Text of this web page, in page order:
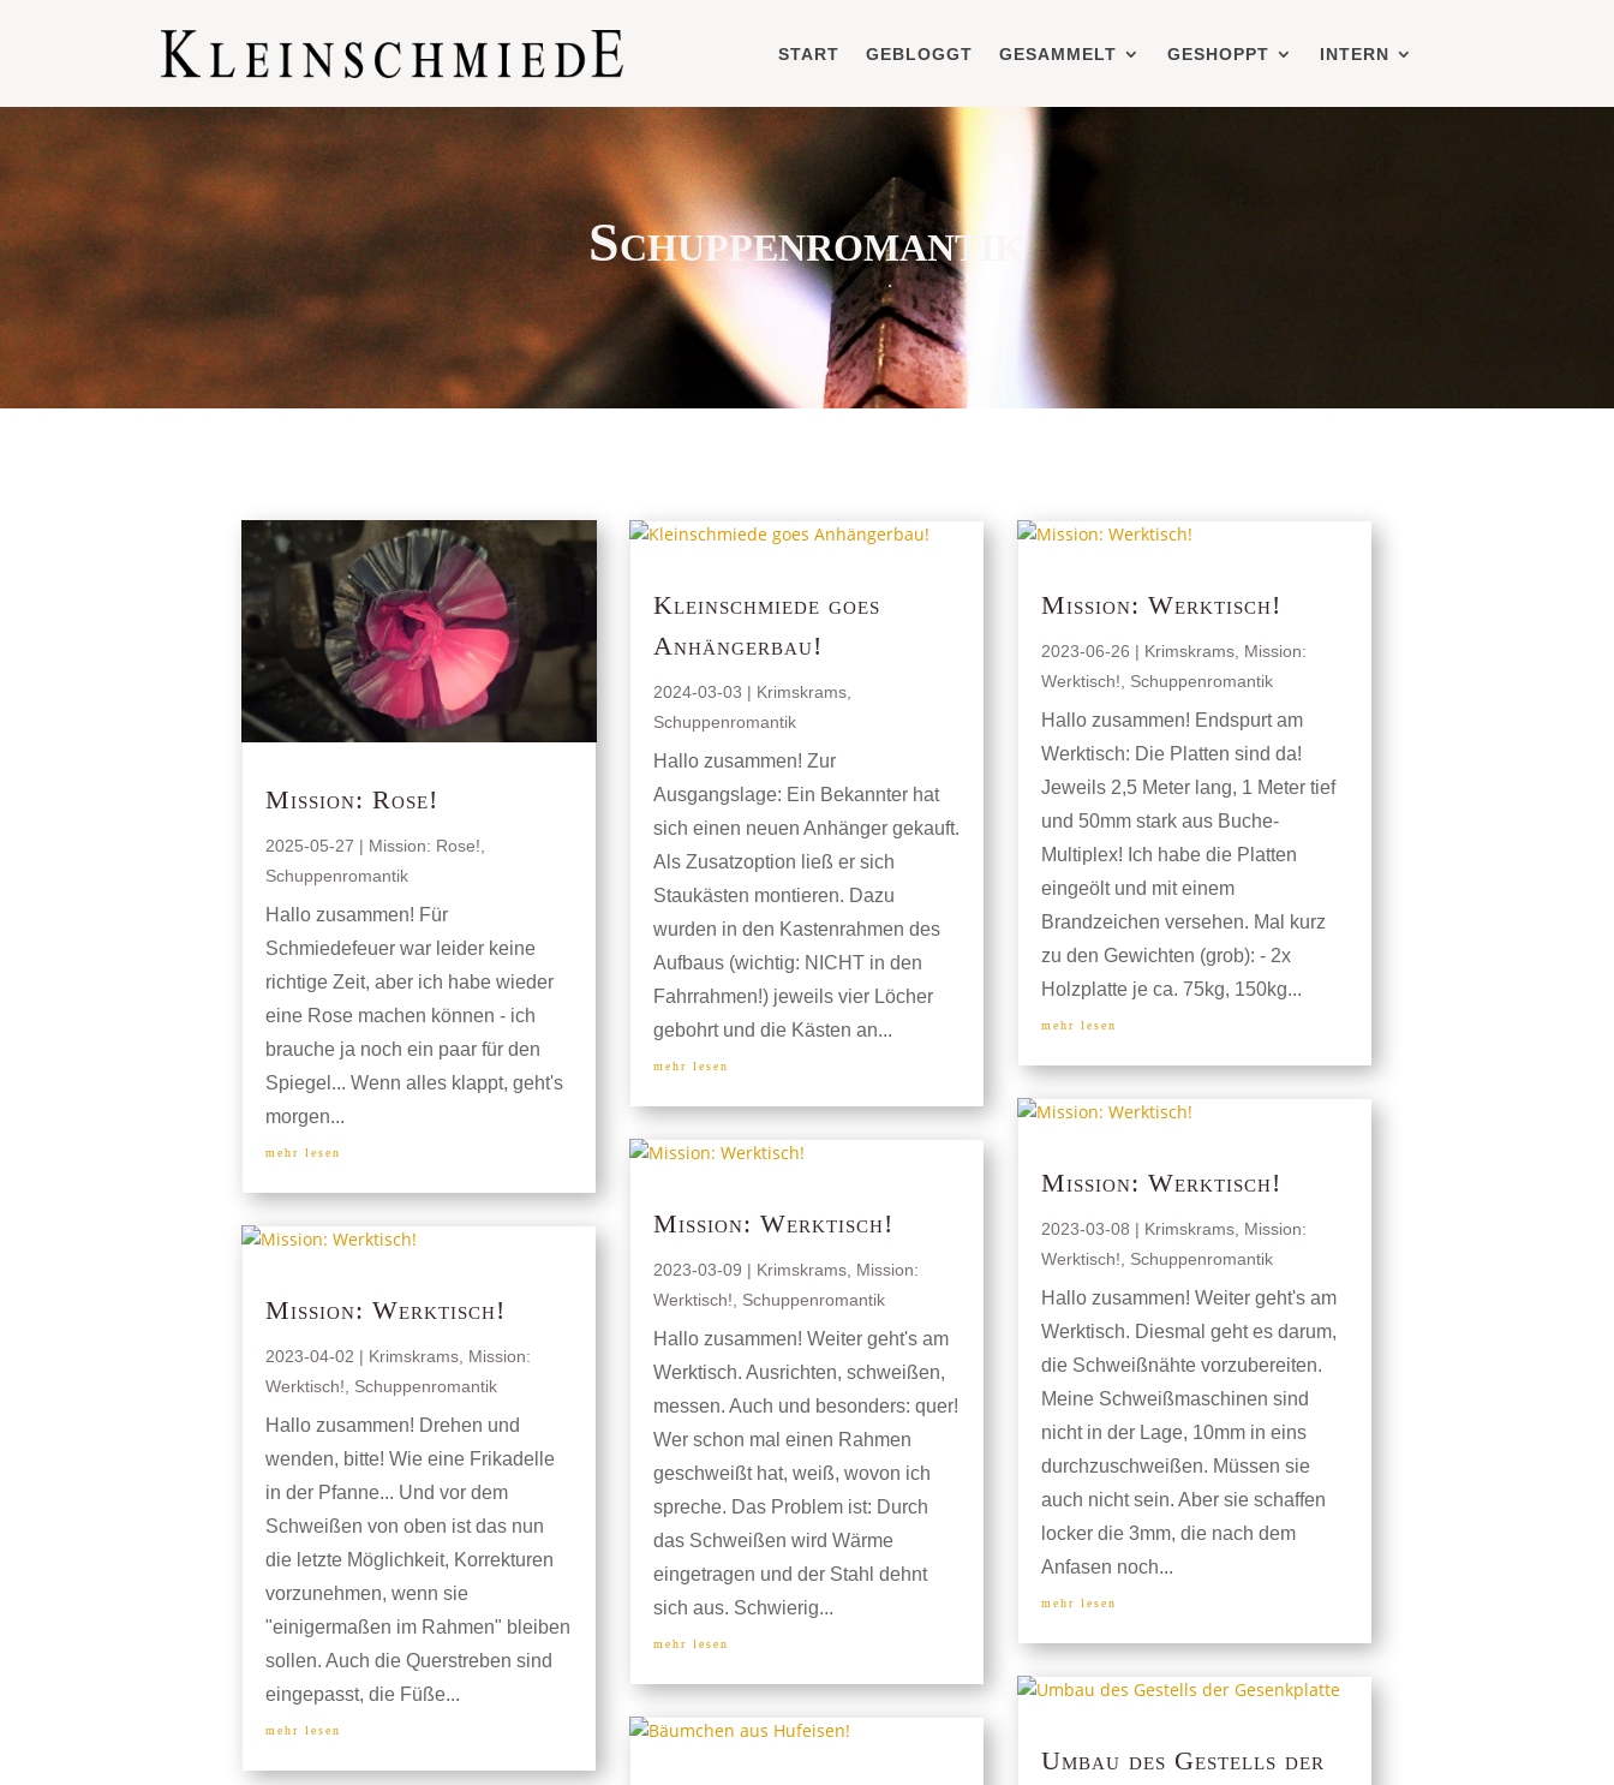
START GEBLOGGT GESAMMELT GESHOPPT INTERN
Schuppenromantik
Mission: Rose!
2025-05-27 | Mission: Rose!,
Schuppenromantik
Hallo zusammen! Für
Schmiedefeuer war leider keine
richtige Zeit, aber ich habe wieder
eine Rose machen können - ich
brauche ja noch ein paar für den
Spiegel... Wenn alles klappt, geht's
morgen...
mehr lesen
Mission: Werktisch!
2023-04-02 | Krimskrams, Mission:
Werktisch!, Schuppenromantik
Hallo zusammen! Drehen und
wenden, bitte! Wie eine Frikadelle
in der Pfanne... Und vor dem
Schweißen von oben ist das nun
die letzte Möglichkeit, Korrekturen
vorzunehmen, wenn sie
"einigermaßen im Rahmen" bleiben
sollen. Auch die Querstreben sind
eingepasst, die Füße...
mehr lesen
Kleinschmiede goes
Anhängerbau!
2024-03-03 | Krimskrams,
Schuppenromantik
Hallo zusammen! Zur
Ausgangslage: Ein Bekannter hat
sich einen neuen Anhänger gekauft.
Als Zusatzoption ließ er sich
Staukästen montieren. Dazu
wurden in den Kastenrahmen des
Aufbaus (wichtig: NICHT in den
Fahrrahmen!) jeweils vier Löcher
gebohrt und die Kästen an...
mehr lesen
Mission: Werktisch!
2023-03-09 | Krimskrams, Mission:
Werktisch!
Schuppenromantik
Hallo zusammen! Weiter geht's am
Werktisch. Ausrichten, schweißen,
messen. Auch und besonders: quer!
Wer schon mal einen Rahmen
geschweißt hat, weiß, wovon ich
spreche. Das Problem ist: Durch
das Schweißen wird Wärme
eingetragen und der Stahl dehnt
sich aus. Schwierig...
mehr lesen
Mission: Werktisch!
2023-06-26 | Krimskrams, Mission:
Werktisch!
Schuppenromantik
Hallo zusammen! Endspurt am
Werktisch: Die Platten sind da!
Jeweils 2,5 Meter lang, 1 Meter tief
und 50mm stark aus Buche-
Multiplex! Ich habe die Platten
eingeölt und mit einem
Brandzeichen versehen. Mal kurz
zu den Gewichten (grob): - 2x
Holzplatte je ca. 75kg, 150kg...
mehr lesen
Mission: Werktisch!
2023-03-08 | Krimskrams, Mission:
Werktisch!
Schuppenromantik
Hallo zusammen! Weiter geht's am
Werktisch. Diesmal geht es darum,
die Schweißnähte vorzubereiten.
Meine Schweißmaschinen sind
nicht in der Lage, 10mm in eins
durchzuschweißen. Müssen sie
auch nicht sein. Aber sie schaffen
locker die 3mm, die nach dem
Anfasen noch...
mehr lesen
Umbau des Gestells der